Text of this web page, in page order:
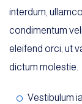
interdum,
condimentum
eleifend orci, ut
dictum molestie.
Vestibulum